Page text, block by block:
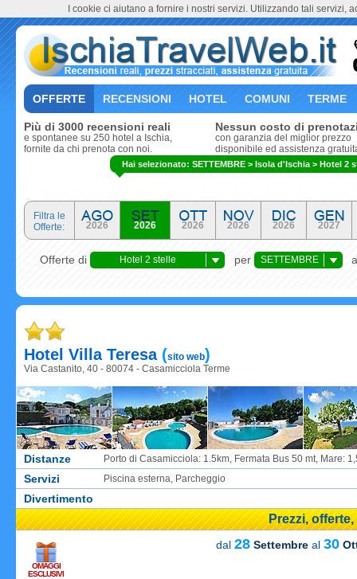
OFFERTE RECENSIONI HOTEL COMUNI TERME
Più di 3000 recensioni reali
e spontanee su 250 hotel a Ischia,
fornite da chi prenota con noi.
Nessun costo di
con garanzia del miglior prezzo
disponibile ed assistenza
Filtra le
Offerte:
2026 2026 2026 2026 2026 2027
Offerte di Hotel 2 stelle per SETTEMBRE
Hotel Villa Teresa(sito web)
Via Castanito, 40 - 80074 - Casamicciola Terme
Distanze Porto di Casamicciola: 1.5km, Fermata Bus 50 mt, Mare:
Servizi Piscina esterna, Parcheggio
Divertimento
Prezzi,
OMAGGI
ESCLUSIVI
dal 28 Settembre al 30
Hai selezionato: SETTEMBRE > Isola d'Ischia > Hotel 2
I cookie ci aiutano a fornire i nostri servizi. Utilizzando tali servizi,